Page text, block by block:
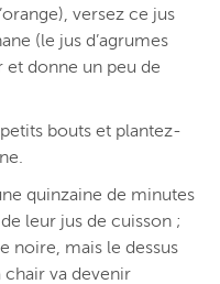
versez ce jus
(le jus d’agrumes
et donne un peu de
bouts et plantez-
quinzaine de minutes
leur jus de cuisson ;
noire, mais le dessus
va devenir